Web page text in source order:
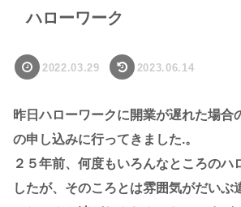
ハローワーク
2022.03.29 2023.06.14
昨日ハローワークに開業が遅れた場合
の申し込みに行ってきました.。
２５年前、何度もいろんなところのハ
したが、そのころとは雰囲気がだいぶ